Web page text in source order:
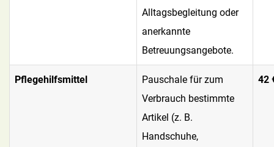
Alltagsbegleitung oder
anerkannte
Betreuungsangebote.
Pflegehilfsmittel
Pauschale für zum
Verbrauch bestimmte
Artikel (z. B.
Handschuhe,
42